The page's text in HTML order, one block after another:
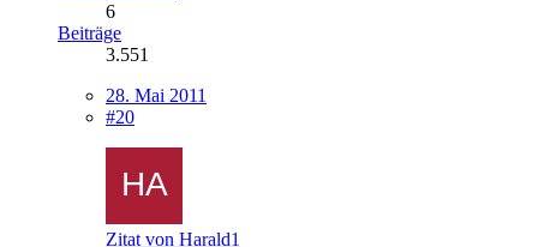
6
Beiträge
3.551
28. Mai 2011
#20
Zitat von Harald1